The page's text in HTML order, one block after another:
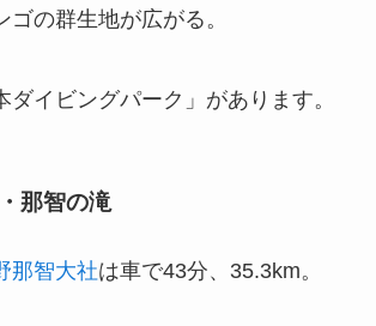
ゴの群生地が広がる。
ダイビングパーク」があります。
那智の滝
那智大社は車で43分、35.3km。